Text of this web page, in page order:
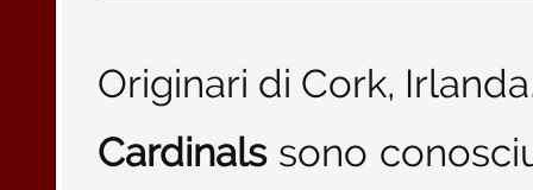
Originari di Cork,
Cardinalssono